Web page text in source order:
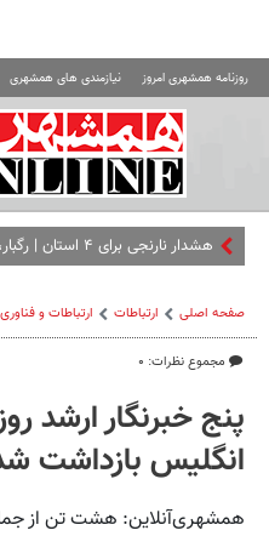
روزنامه همشهری امروز نیازمندی های همشهری
هشدار نارنجی
صفحه اصلی ارتباطات ارتباطات و فناوری
مجموع نظرات: ۰
پنج خبرنگار ارشد
انگلیس بازداشت
همشهری‌آنلاین: هشت تن از